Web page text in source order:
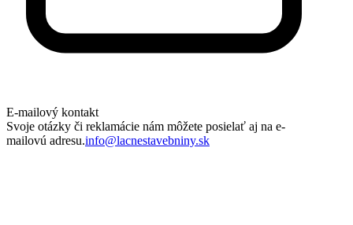
E-mailový kontakt
Svoje otázky či reklamácie nám môžete posielať aj na e-
mailovú adresu.info@lacnestavebniny.sk